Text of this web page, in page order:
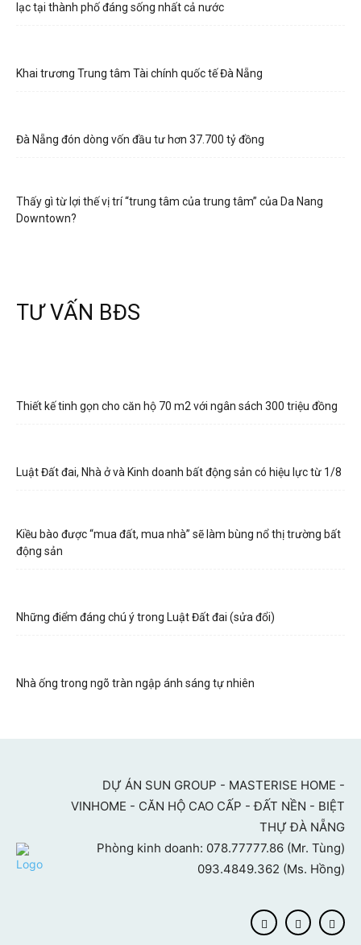
lạc tại thành phố đáng sống nhất cả nước
Khai trương Trung tâm Tài chính quốc tế Đà Nẵng
Đà Nẵng đón dòng vốn đầu tư hơn 37.700 tỷ đồng
Thấy gì từ lợi thế vị trí “trung tâm của trung tâm” của Da Nang
Downtown?
TƯ VẤN BĐS
Thiết kế tinh gọn cho căn hộ 70 m2 với ngân sách 300 triệu đồng
Luật Đất đai, Nhà ở và Kinh doanh bất động sản có hiệu lực từ 1/8
Kiều bào được “mua đất, mua nhà” sẽ làm bùng nổ thị trường bất
động sản
Những điểm đáng chú ý trong Luật Đất đai (sửa đổi)
Nhà ống trong ngõ tràn ngập ánh sáng tự nhiên
DỰ ÁN SUN GROUP - MASTERISE HOME -
VINHOME - CĂN HỘ CAO CẤP - ĐẤT NỀN - BIỆT
THỰ ĐÀ NẴNG
Phòng kinh doanh: 078.77777.86 (Mr. Tùng)
093.4849.362 (Ms. Hồng)